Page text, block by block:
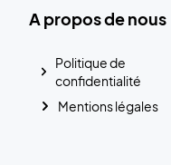
A propos de nous
Politique de
confidentialité
Mentions légales